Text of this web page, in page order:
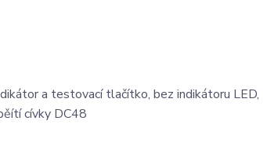
a testovací tlačítko, bez indikátoru LED,
cívky DC48